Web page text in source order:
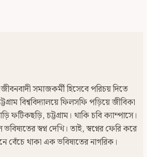
সমাজকর্মী হিসেবে পরিচয় দিতে
বিশ্ববিদ্যালয়ে ফিলসফি পড়িয়ে জীবিকা
ফটিকছড়ি, চট্টগ্রাম। থাকি চবি ক্যাম্পাসে।
স্বপ্ন দেখি। তাই, স্বপ্নের ফেরি করে
বেঁচে থাকা এক ভবিষ্যতের নাগরিক।